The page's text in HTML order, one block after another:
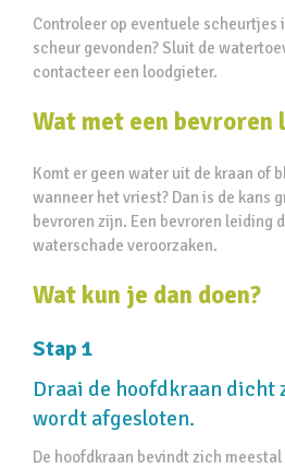
Controleer op eventuele scheurtjes
scheur gevonden? Sluit de
contacteer een loodgieter.
Wat met een bevroren
Komt er geen water uit de kraan of
wanneer het vriest? Dan is de kans
bevroren zijn. Een bevroren leiding
waterschade veroorzaken.
Wat kun je dan doen?
Stap 1
Draai de hoofdkraan dicht
wordt afgesloten.
De hoofdkraan bevindt zich